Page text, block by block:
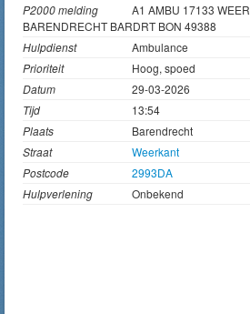
P2000 melding
A1 AMBU 17133
BARENDRECHT BARDRT BON 49388
Hulpdienst
Ambulance
Prioriteit
Hoog, spoed
Datum
29-03-2026
Tijd
13:54
Plaats
Barendrecht
Straat
Weerkant
Postcode
2993DA
Hulpverlening
Onbekend